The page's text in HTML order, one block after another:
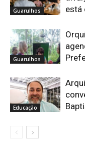
Guarulhos
está
Guarulhos
Educação